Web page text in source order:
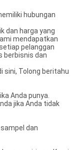
hubungan
dan harga yang
mendapatkan
pelanggan
berbisnis dan
sini, Tolong beritahu
Anda punya.
jika Anda tidak
dan